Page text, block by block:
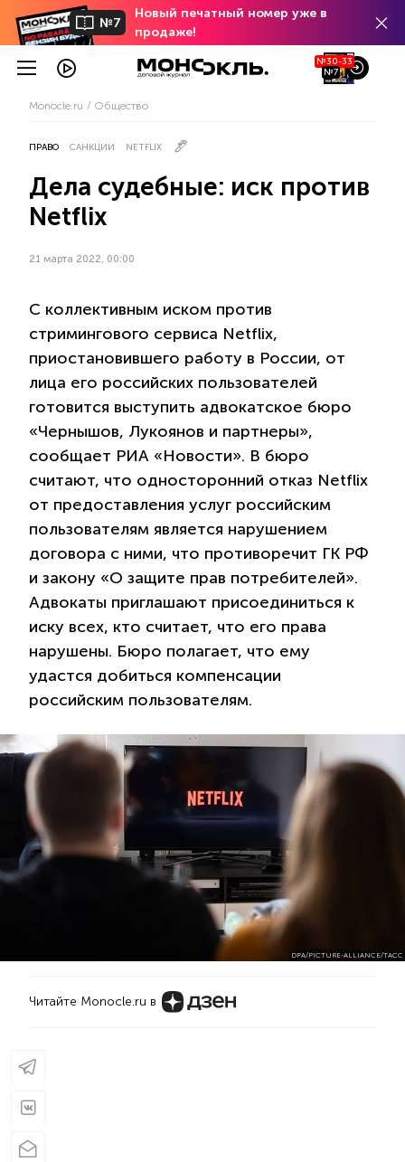
№7
Новый печатный номер уже в
продаже!
№30-33
№7
Monocle.ru Общество
ПРАВО САНКЦИИ NETFLIX
Дела судебные: иск против
Netflix
21 марта 2022, 00:00
С коллективным иском против
стримингового сервиса Netflix,
приостановившего работу в России, от
лица его российских пользователей
готовится выступить адвокатское бюро
«Чернышов, Лукоянов и партнеры»,
сообщает РИА «Новости». В бюро
считают, что односторонний отказ Netflix
от предоставления услуг российским
пользователям является нарушением
договора с ними, что противоречит ГК РФ
и закону «О защите прав потребителей».
Адвокаты приглашают присоединиться к
иску всех, кто считает, что его права
нарушены. Бюро полагает, что ему
удастся добиться компенсации
российским пользователям.
DPA/PICTURE-ALLIANCE/TACC
Читайте Monocle.ru в